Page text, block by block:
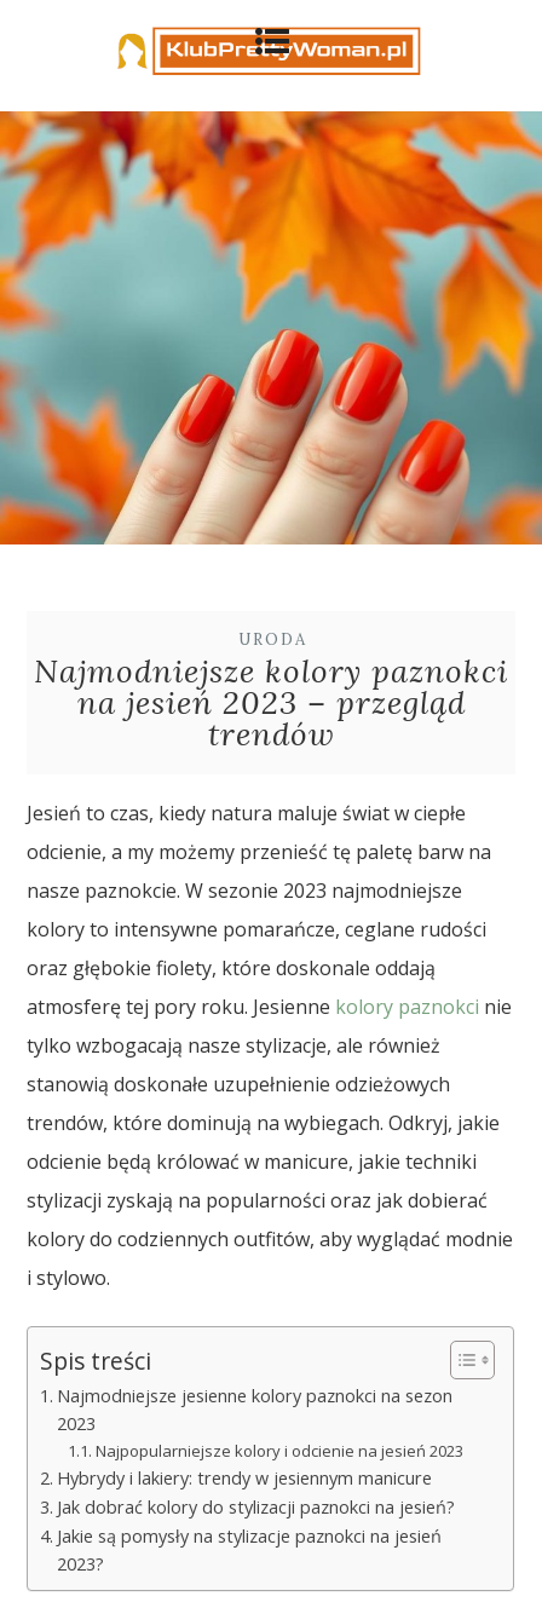
URODA
Najmodniejsze kolory paznokci
na jesień 2023 – przegląd
trendów
Jesień to czas, kiedy natura maluje świat w ciepłe
odcienie, a my możemy przenieść tę paletę barw na
nasze paznokcie. W sezonie 2023 najmodniejsze
kolory to intensywne pomarańcze, ceglane rudości
oraz głębokie fiolety, które doskonale oddają
atmosferę tej pory roku. Jesienne kolory paznokci nie
tylko wzbogacają nasze stylizacje, ale również
stanowią doskonałe uzupełnienie odzieżowych
trendów, które dominują na wybiegach. Odkryj, jakie
odcienie będą królować w manicure, jakie techniki
stylizacji zyskają na popularności oraz jak dobierać
kolory do codziennych outfitów, aby wyglądać modnie
i stylowo.
Spis treści
Najmodniejsze jesienne kolory paznokci na sezon
2023
Najpopularniejsze kolory i odcienie na jesień 2023
Hybrydy i lakiery: trendy w jesiennym manicure
Jak dobrać kolory do stylizacji paznokci na jesień?
Jakie są pomysły na stylizacje paznokci na jesień
2023?